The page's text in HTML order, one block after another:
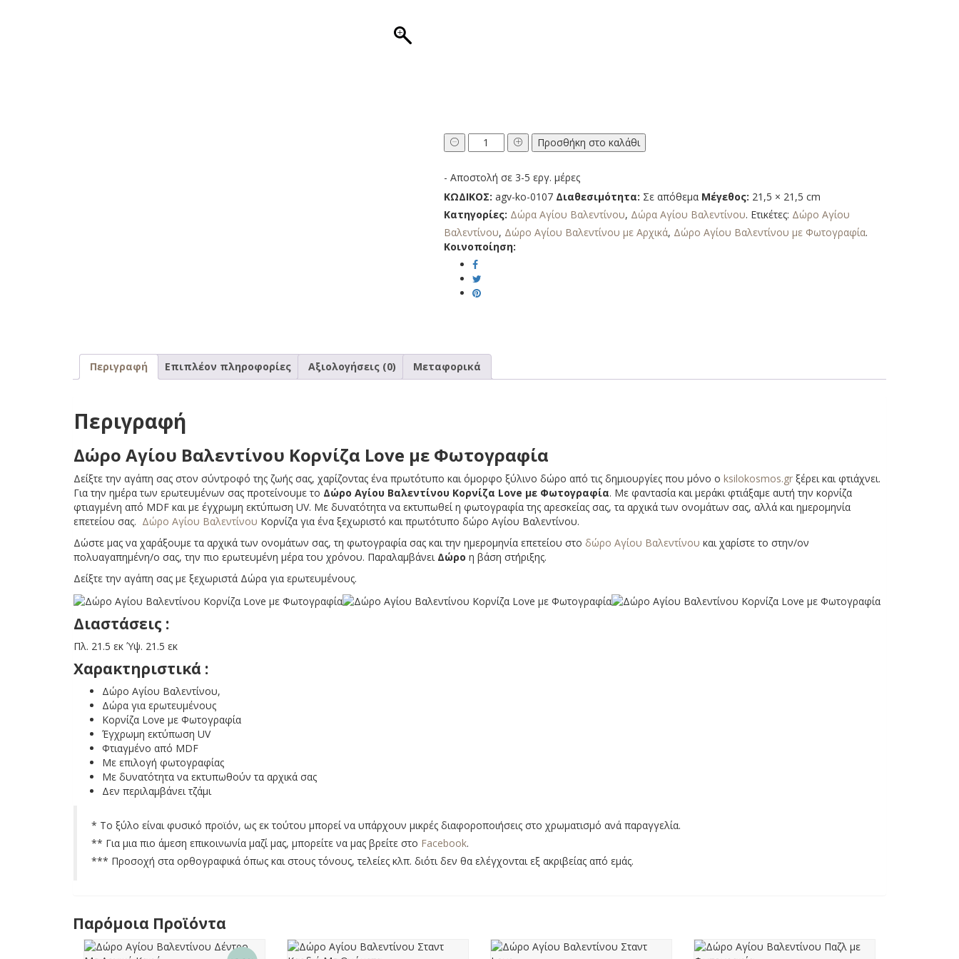
Δώρο
Αγίου
Κορνίζα
Love
με
Φωτογραφία
ποσότητα
Προσθήκη στο καλάθι
- Αποστολή σε 3-5 εργ. μέρες
ΚΩΔΙΚΟΣ: agv-ko-0107 Διαθεσιμότητα: Σε απόθεμα Μέγεθος: 21,5 × 21,5 cm
Κατηγορίες: Δώρα Αγίου Βαλεντίνου, Δώρα Αγίου Βαλεντίνου. Ετικέτες: Δώρο Αγίου
Βαλεντίνου, Δώρο Αγίου Βαλεντίνου με Αρχικά, Δώρο Αγίου Βαλεντίνου με Φωτογραφία.
Κοινοποίηση:
Περιγραφή Επιπλέον πληροφορίες Αξιολογήσεις (0) Μεταφορικά
Περιγραφή
Δώρο Αγίου Βαλεντίνου Κορνίζα Love με Φωτογραφία
Δείξτε την αγάπη σας στον σύντροφό της ζωής σας, χαρίζοντας ένα πρωτότυπο και όμορφο ξύλινο δώρο από τις δημιουργίες που μόνο ο ksilokosmos.gr ξέρει και φτιάχνει.
Για την ημέρα των ερωτευμένων σας προτείνουμε το Δώρο Αγίου Βαλεντίνου Κορνίζα Love με Φωτογραφία. Με φαντασία και μεράκι φτιάξαμε αυτή την κορνίζα
φτιαγμένη από MDF και με έγχρωμη εκτύπωση UV. Με δυνατότητα να εκτυπωθεί η φωτογραφία της αρεσκείας σας, τα αρχικά των ονομάτων σας, αλλά και ημερομηνία
επετείου σας. Δώρο Αγίου Βαλεντίνου Κορνίζα για ένα ξεχωριστό και πρωτότυπο δώρο Αγίου Βαλεντίνου.
Δώστε μας να χαράξουμε τα αρχικά των ονομάτων σας, τη φωτογραφία σας και την ημερομηνία επετείου στο δώρο Αγίου Βαλεντίνου και χαρίστε το στην/ον
πολυαγαπημένη/ο σας, την πιο ερωτευμένη μέρα του χρόνου. Παραλαμβάνει Δώρο η βάση στήριξης.
Δείξτε την αγάπη σας με ξεχωριστά Δώρα για ερωτευμένους.
Διαστάσεις :
Πλ. 21.5 εκ Ύψ. 21.5 εκ
Χαρακτηριστικά :
Δώρο Αγίου Βαλεντίνου,
Δώρα για ερωτευμένους
Κορνίζα Love με Φωτογραφία
Έγχρωμη εκτύπωση UV
Φτιαγμένο από MDF
Με επιλογή φωτογραφίας
Με δυνατότητα να εκτυπωθούν τα αρχικά σας
Δεν περιλαμβάνει τζάμι
* Το ξύλο είναι φυσικό προϊόν, ως εκ τούτου μπορεί να υπάρχουν μικρές διαφοροποιήσεις στο χρωματισμό ανά παραγγελία.
** Για μια πιο άμεση επικοινωνία μαζί μας, μπορείτε να μας βρείτε στο Facebook.
*** Προσοχή στα ορθογραφικά όπως και στους τόνους, τελείες κλπ. διότι δεν θα ελέγχονται εξ ακριβείας από εμάς.
Παρόμοια Προϊόντα